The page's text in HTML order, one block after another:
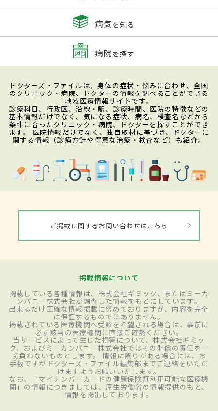
病気を知る
病院を探す
ドクターズ・ファイルは、身体の症状・悩みに合わせ、全国
のクリニック・病院、ドクターの情報を調べることができる
地域医療情報サイトです。
診療科目、行政区、沿線・駅、診療時間、医院の特徴などの
基本情報だけでなく、気になる症状、病名、検査名などから
条件に合ったクリニック・病院、ドクターを探すことができ
ます。 医院情報だけでなく、独自取材に基づき、ドクターに
関する情報（診療方針や得意な治療・検査など）も紹介。
ご掲載に関するお問い合わせはこちら
掲載情報について
掲載している各種情報は、株式会社ギミック、またはミーカ
ンパニー株式会社が調査した情報をもとにしています。
出来るだけ正確な情報掲載に努めておりますが、内容を完全
に保証するものではありません。
掲載されている医療機関へ受診を希望される場合は、事前に
必ず該当の医療機関に直接ご確認ください。
当サービスによって生じた損害について、株式会社ギミッ
ク、およびミーカンパニー株式会社ではその賠償の責任を一
切負わないものとします。 情報に誤りがある場合には、お
手数ですがドクターズ・ファイル編集部までご連絡をいただ
けますようお願いいたします。
なお、「マイナンバーカードの健康保険証利用可能な医療機
関」の情報につきましては、厚生労働省の情報提供のもと、
情報を掲出しております。